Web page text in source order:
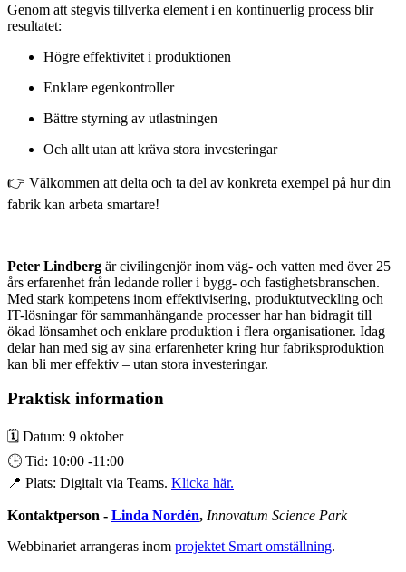
Genom att stegvis tillverka element i en kontinuerlig process blir
resultatet:
Högre effektivitet i produktionen
Enklare egenkontroller
Bättre styrning av utlastningen
Och allt utan att kräva stora investeringar
👉 Välkommen att delta och ta del av konkreta exempel på hur din
fabrik kan arbeta smartare!
Peter Lindberg är civilingenjör inom väg- och vatten med över 25
års erfarenhet från ledande roller i bygg- och fastighetsbranschen.
Med stark kompetens inom effektivisering, produktutveckling och
IT-lösningar för sammanhängande processer har han bidragit till
ökad lönsamhet och enklare produktion i flera organisationer. Idag
delar han med sig av sina erfarenheter kring hur fabriksproduktion
kan bli mer effektiv – utan stora investeringar.
Praktisk information
🗓️ Datum: 9 oktober
🕒 Tid: 10:00 -11:00
📍 Plats: Digitalt via Teams. Klicka här.
Kontaktperson - Linda Nordén, Innovatum Science Park
Webbinariet arrangeras inom projektet Smart omställning.